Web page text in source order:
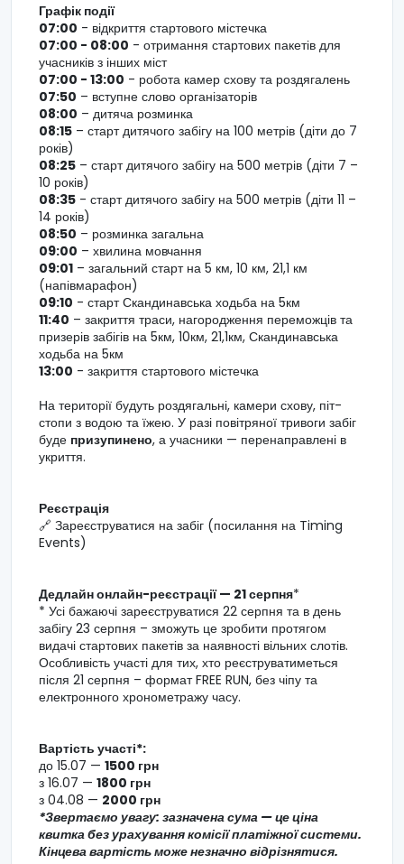
Графік події
07:00 - відкриття стартового містечка
07:00 - 08:00 - отримання стартових пакетів для
учасників з інших міст
07:00 - 13:00 - робота камер схову та роздягалень
07:50 – вступне слово організаторів
08:00 – дитяча розминка
08:15 – старт дитячого забігу на 100 метрів (діти до 7
років)
08:25 – старт дитячого забігу на 500 метрів (діти 7 –
10 років)
08:35 - старт дитячого забігу на 500 метрів (діти 11 –
14 років)
08:50 – розминка загальна
09:00 – хвилина мовчання
09:01 – загальний старт на 5 км, 10 км, 21,1 км
(напівмарафон)
09:10 - старт Скандинавська ходьба на 5км
11:40 – закриття траси, нагородження переможців та
призерів забігів на 5км, 10км, 21,1км, Скандинавська
ходьба на 5км
13:00 - закриття стартового містечка
На території будуть роздягальні, камери схову, піт-
стопи з водою та їжею. У разі повітряної тривоги забіг
буде призупинено, а учасники — перенаправлені в
укриття.
Реєстрація
🔗 Зареєструватися на забіг (посилання на Timing
Events)
Дедлайн онлайн-реєстрації — 21 серпня*
* Усі бажаючі зареєструватися 22 серпня та в день
забігу 23 серпня – зможуть це зробити протягом
видачі стартових пакетів за наявності вільних слотів.
Особливість участі для тих, хто реєструватиметься
після 21 серпня – формат FREE RUN, без чіпу та
електронного хронометражу часу.
Вартість участі*:
до 15.07 — 1500 грн
з 16.07 — 1800 грн
з 04.08 — 2000 грн
*Звертаємо увагу: зазначена сума — це ціна
квитка без урахування комісії платіжної системи.
Кінцева вартість може незначно відрізнятися.